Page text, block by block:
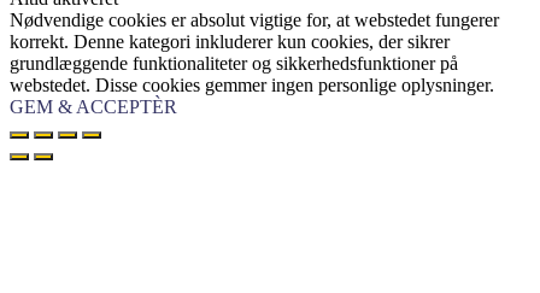
Nødvendige cookies er absolut vigtige for, at webstedet fungerer
korrekt. Denne kategori inkluderer kun cookies, der sikrer
grundlæggende funktionaliteter og sikkerhedsfunktioner på
webstedet. Disse cookies gemmer ingen personlige oplysninger.
GEM & ACCEPTÈR